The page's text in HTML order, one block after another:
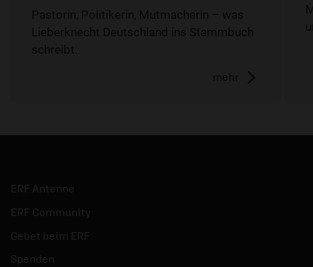
Pastorin, Politikerin, Mutmacherin – was
Lieberknecht Deutschland ins Stammbuch
schreibt.
mehr
ERF Antenne
ERF Community
Gebet beim ERF
Spenden